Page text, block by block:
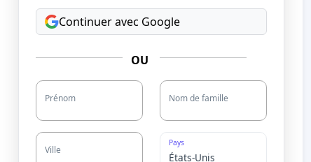
Continuer avec Google
OU
Prénom Nom de famille
Ville
Pays